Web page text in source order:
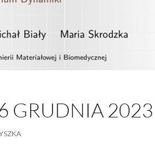
GRUDNIA 2023